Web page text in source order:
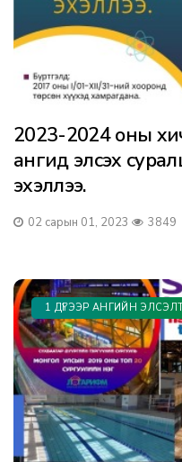
2023-2024 оны
ангид элсэх
эхэллээ.
02 сарын 01, 2023 3849
1 ДҮГЭЭР АНГИЙН